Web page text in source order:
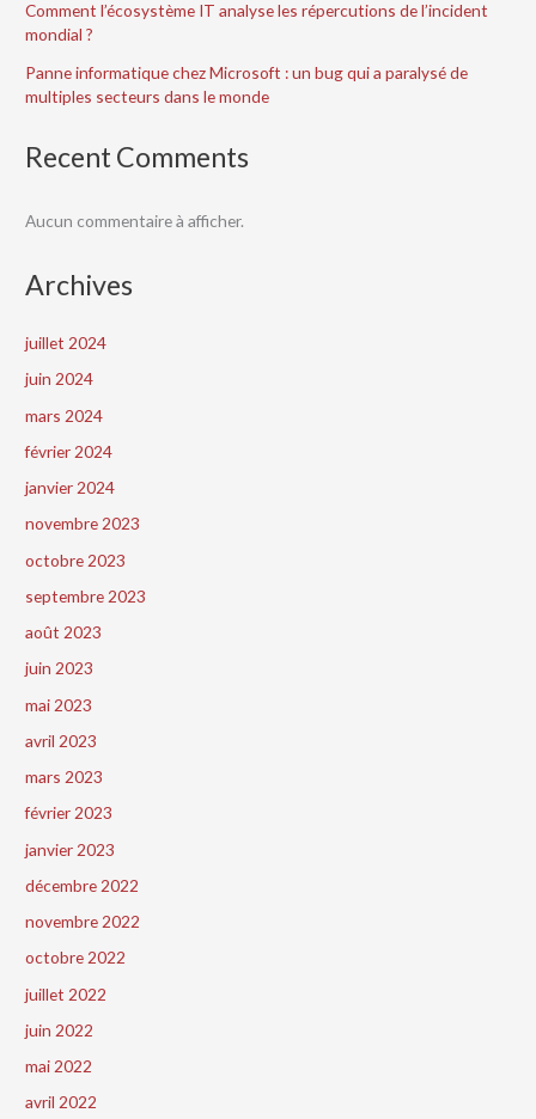
Comment l’écosystème IT analyse les répercutions de l’incident
mondial ?
Panne informatique chez Microsoft : un bug qui a paralysé de
multiples secteurs dans le monde
Recent Comments
Aucun commentaire à afficher.
Archives
juillet 2024
juin 2024
mars 2024
février 2024
janvier 2024
novembre 2023
octobre 2023
septembre 2023
août 2023
juin 2023
mai 2023
avril 2023
mars 2023
février 2023
janvier 2023
décembre 2022
novembre 2022
octobre 2022
juillet 2022
juin 2022
mai 2022
avril 2022